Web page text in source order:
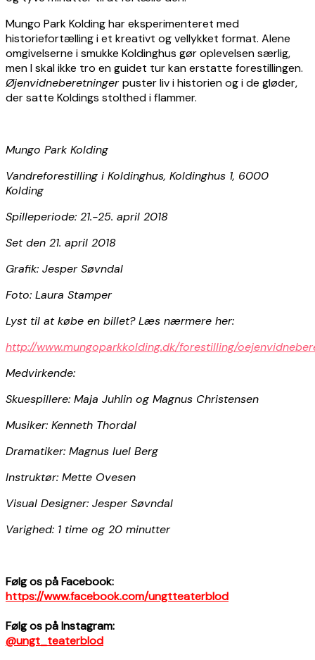
Mungo Park Kolding har eksperimenteret med
historiefortælling i et kreativt og vellykket format. Alene
omgivelserne i smukke Koldinghus gør oplevelsen særlig,
men I skal ikke tro en guidet tur kan erstatte forestillingen.
Øjenvidneberetningerpuster liv i historien og i de gløder,
der satte Koldings stolthed i flammer.
Mungo Park Kolding
Vandreforestilling i Koldinghus, Koldinghus 1, 6000
Kolding
Spilleperiode: 21.-25. april 2018
Set den 21. april 2018
Grafik: Jesper Søvndal
Foto: Laura Stamper
Lyst til at købe en billet? Læs nærmere her:
http://www.mungoparkkolding.dk/forestilling/
Medvirkende:
Skuespillere: Maja Juhlin og Magnus Christensen
Musiker: Kenneth Thordal
Dramatiker: Magnus Iuel Berg
Instruktør: Mette Ovesen
Visual Designer: Jesper Søvndal
Varighed: 1 time og 20 minutter
Følg os på Facebook:
https://www.facebook.com/ungtteaterblod
Følg os på Instagram:
@ungt_teaterblod